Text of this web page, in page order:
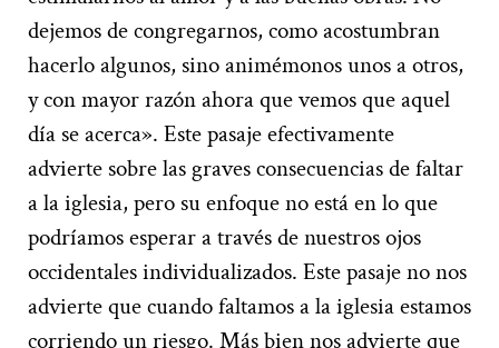
dejemos de congregarnos, como acostumbran
hacerlo algunos, sino animémonos unos a otros,
y con mayor razón ahora que vemos que aquel
día se acerca». Este pasaje efectivamente
advierte sobre las graves consecuencias de faltar
a la iglesia, pero su enfoque no está en lo que
podríamos esperar a través de nuestros ojos
occidentales individualizados. Este pasaje no nos
advierte que cuando faltamos a la iglesia estamos
corriendo un riesgo. Más bien nos advierte que